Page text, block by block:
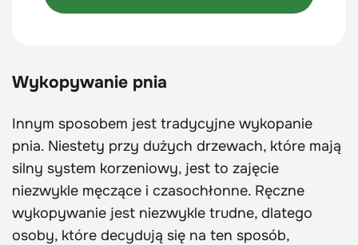
Wykopywanie pnia
Innym sposobem jest tradycyjne wykopanie
pnia. Niestety przy dużych drzewach, które mają
silny system korzeniowy, jest to zajęcie
niezwykle męczące i czasochłonne. Ręczne
wykopywanie jest niezwykle trudne, dlatego
osoby, które decydują się na ten sposób,